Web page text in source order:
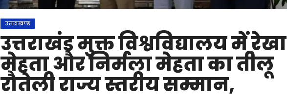
उत्तराखण्ड
उत्तराखंड मुक्त विश्वविद्यालय में रेखा
मेहता और निर्मला मेहता का तीलू
रौतेली राज्य स्तरीय सम्मान,